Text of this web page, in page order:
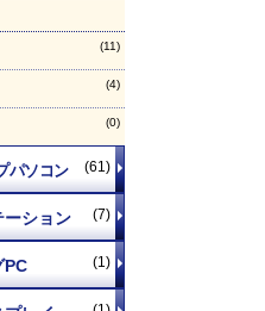
(11)
(4)
(0)
(61)
(7)
(1)